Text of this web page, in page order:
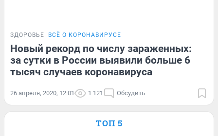
ЗДОРОВЬЕ ВСЁ О КОРОНАВИРУСЕ
Новый рекорд по числу зараженных:
за сутки в России выявили больше 6
тысяч случаев коронавируса
26 апреля, 2020, 12:01 1 121 Обсудить
ТОП 5